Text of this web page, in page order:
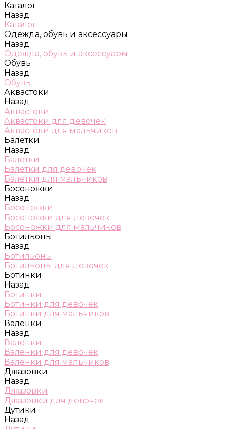
Каталог
Назад
Каталог
Одежда, обувь и аксессуары
Назад
Одежда, обувь и аксессуары
Обувь
Назад
Обувь
Аквастоки
Назад
Аквастоки
Аквастоки для девочек
Аквастоки для мальчиков
Балетки
Назад
Балетки
Балетки для девочек
Балетки для мальчиков
Босоножки
Назад
Босоножки
Босоножки для девочек
Босоножки для мальчиков
Ботильоны
Назад
Ботильоны
Ботильоны для девочек
Ботинки
Назад
Ботинки
Ботинки для девочек
Ботинки для мальчиков
Валенки
Назад
Валенки
Валенки для девочек
Валенки для мальчиков
Джазовки
Назад
Джазовки
Джазовки для девочек
Дутики
Назад